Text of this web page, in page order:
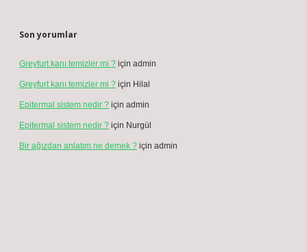
Son yorumlar
Greyfurt kanı temizler mi ? için admin
Greyfurt kanı temizler mi ? için Hilal
Epitermal sistem nedir ? için admin
Epitermal sistem nedir ? için Nurgül
Bir ağızdan anlatım ne demek ? için admin